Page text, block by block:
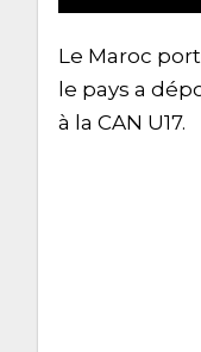
Le Maroc
le pays a
à la CAN U17.